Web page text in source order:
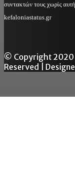
συντακτών τους χωρίς
kefaloniastatus.gr
© Copyright 2020
Reserved |